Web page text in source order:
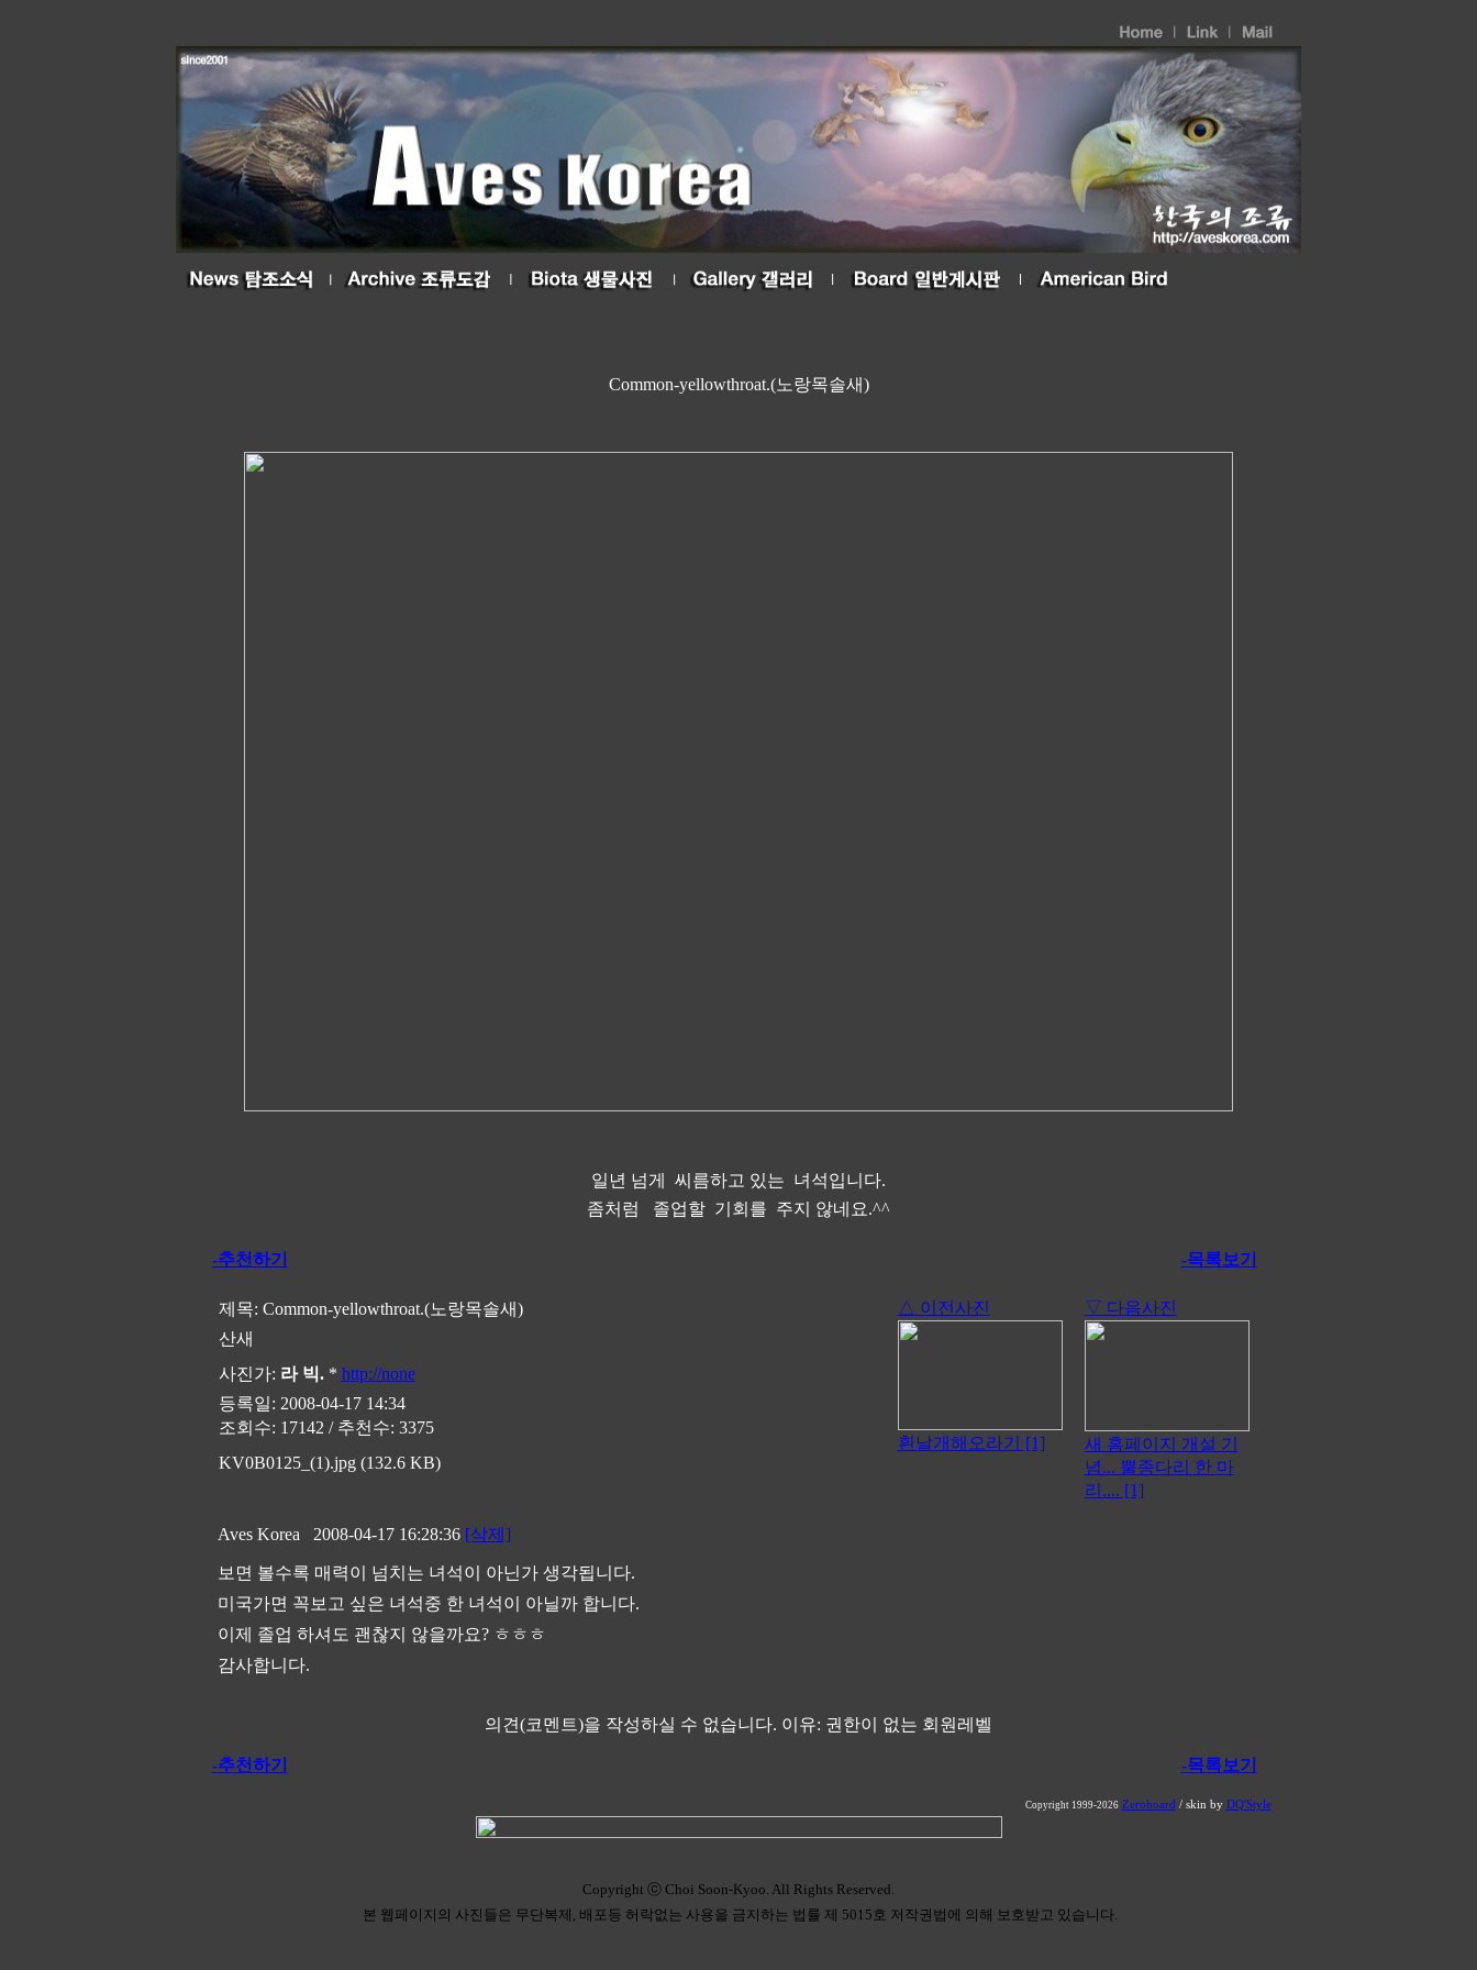
Common-yellowthroat.(노랑목솔새)
일년 넘게 씨름하고 있는 녀석입니다.
좀처럼 졸업할 기회를 주지 않네요.^^
-추천하기 -목록보기
제목: Common-yellowthroat.(노랑목솔새)
산새
사진가: 라 빅.* http://none
등록일: 2008-04-17 14:34
조회수: 17142 / 추천수: 3375
KV0B0125_(1).jpg (132.6 KB)
△ 이전사진
흰날개해오라기 [1]
▽ 다음사진
새 홈페이지 개설 기
념... 뿔종다리 한 마
리.... [1]
Aves Korea 2008-04-17 16:28:36 [삭제]
보면 볼수록 매력이 넘치는 녀석이 아닌가 생각됩니다.
미국가면 꼭보고 싶은 녀석중 한 녀석이 아닐까 합니다.
이제 졸업 하셔도 괜찮지 않을까요? ㅎㅎㅎ
감사합니다.
의견(코멘트)을 작성하실 수 없습니다. 이유: 권한이 없는 회원레벨
-추천하기 -목록보기
Copyright 1999-2026 Zeroboard / skin by DQ'Style
Copyright ⓒ Choi Soon-Kyoo. All Rights Reserved.
본 웹페이지의 사진들은 무단복제, 배포등 허락없는 사용을 금지하는 법률 제 5015호 저작권법에 의해 보호받고 있습니다.